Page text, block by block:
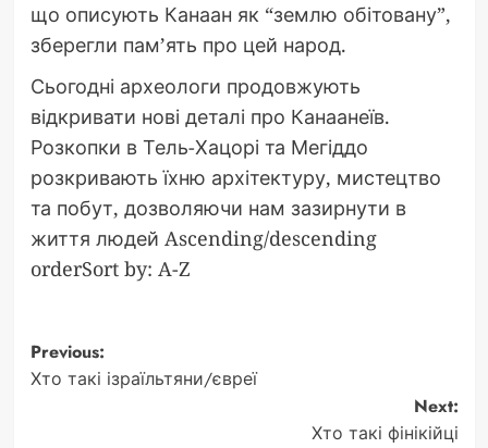
що описують Канаан як “землю обітовану”,
зберегли пам’ять про цей народ.
Сьогодні археологи продовжують
відкривати нові деталі про Канаанеїв.
Розкопки в Тель-Хацорі та Мегіддо
розкривають їхню архітектуру, мистецтво
та побут, дозволяючи нам зазирнути в
життя людей Ascending/descending
orderSort by: A-Z
Post
navigation
Previous:
Хто такі ізраїльтяни/євреї
Next:
Хто такі фінікійці